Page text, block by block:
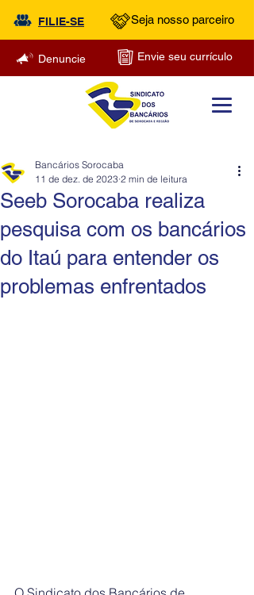
FILIE-SE Seja nosso parceiro
Denuncie Envie seu currículo
Seeb Sorocaba realiza
pesquisa com os bancários
do Itaú para entender os
problemas enfrentados
Bancários Sorocaba
11 de dez. de 2023 2 min de leitura